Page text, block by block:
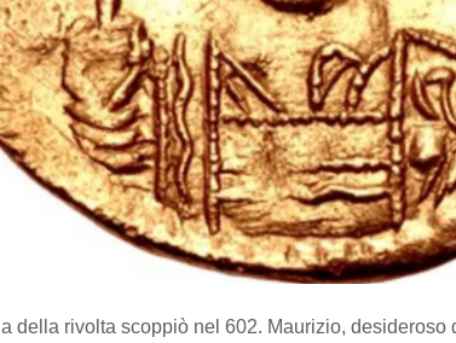
della rivolta scoppiò nel 602. Maurizio, desideroso